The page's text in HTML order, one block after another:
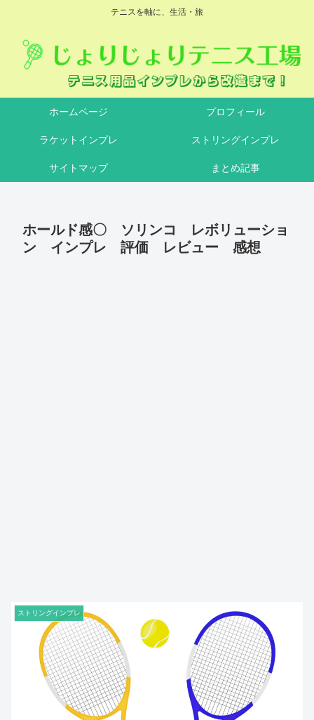
テニスを軸に、生活・旅
ホームページ プロフィール
ラケットインプレ ストリングインプレ
サイトマップ まとめ記事
ホールド感〇 ソリンコ レボリューショ
ン インプレ 評価 レビュー 感想
ストリングインプレ